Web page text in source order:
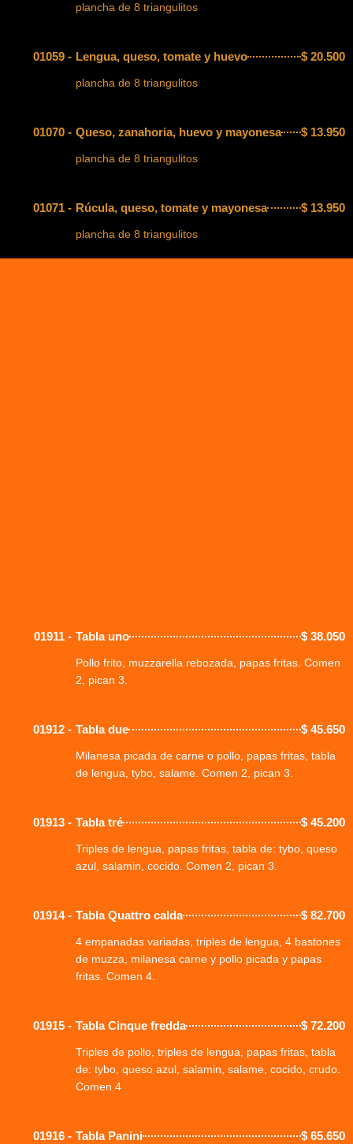
plancha de 8 triangulitos
01059 - Lengua, queso, tomate y huevo $20.500
plancha de 8 triangulitos
01070 - Queso, zanahoria, huevo y mayonesa $13.950
plancha de 8 triangulitos
01071 - Rúcula, queso, tomate y mayonesa $13.950
plancha de 8 triangulitos
01911 - Tabla uno $38.050
Pollo frito, muzzarella rebozada, papas fritas. Comen
2, pican 3.
01912 - Tabla due $45.650
Milanesa picada de carne o pollo, papas fritas, tabla
de lengua, tybo, salame. Comen 2, pican 3.
01913 - Tabla tré $45.200
Triples de lengua, papas fritas, tabla de: tybo, queso
azul, salamin, cocido. Comen 2, pican 3.
01914 - Tabla Quattro calda $82.700
4 empanadas variadas, triples de lengua, 4 bastones
de muzza, milanesa carne y pollo picada y papas
fritas. Comen 4.
01915 - Tabla Cinque fredda $72.200
Triples de pollo, triples de lengua, papas fritas, tabla
de: tybo, queso azul, salamin, salame, cocido, crudo.
Comen 4
01916 - Tabla Panini $65.650